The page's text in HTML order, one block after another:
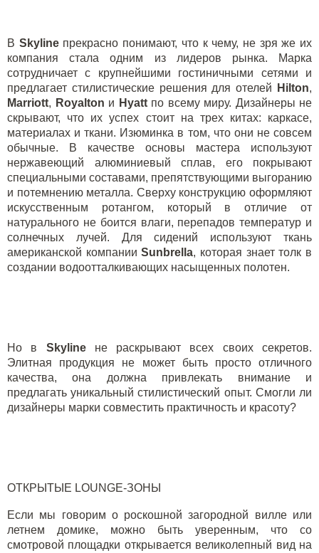
В Skylineпрекрасно понимают, что к чему, не зря же их
компания стала одним из лидеров рынка. Марка
сотрудничает с крупнейшими гостиничными сетями и
предлагает стилистические решения для отелей
Hilton,
Marriott, Royalton и Hyattпо всему миру. Дизайнеры не
скрывают, что их успех стоит на трех китах: каркасе,
материалах и ткани. Изюминка в том, что они не совсем
обычные. В качестве основы мастера используют
нержавеющий алюминиевый сплав, его покрывают
специальными составами, препятствующими выгоранию
и потемнению металла. Сверху конструкцию оформляют
искусственным ротангом, который в отличие от
натурального не боится влаги, перепадов температур и
солнечных лучей. Для сидений используют ткань
американской компанииSunbrella, которая знает толк в
создании водоотталкивающих насыщенных полотен.
Но в Skylineне раскрывают всех своих секретов.
Элитная продукция не может быть просто отличного
качества, она должна привлекать внимание и
предлагать уникальный стилистический опыт. Смогли ли
дизайнеры марки совместить практичность и красоту?
ОТКРЫТЫЕ LOUNGE-ЗОНЫ
Если мы говорим о роскошной загородной вилле или
летнем домике, можно быть уверенным, что со
смотровой площадки открывается великолепный вид на